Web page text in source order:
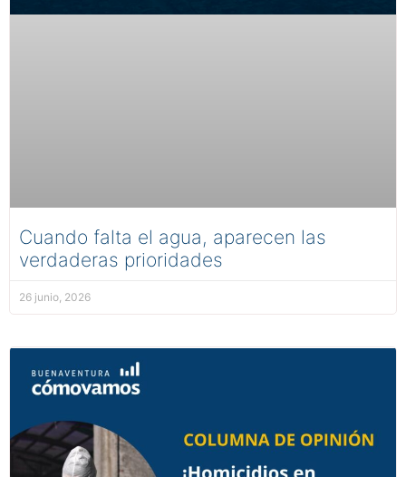
Cuando falta el agua, aparecen las
verdaderas prioridades
26 junio, 2026